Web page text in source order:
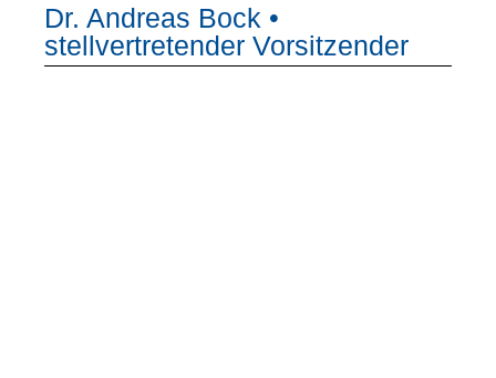
Dr. Andreas Bock •
stellvertretender Vorsitzender